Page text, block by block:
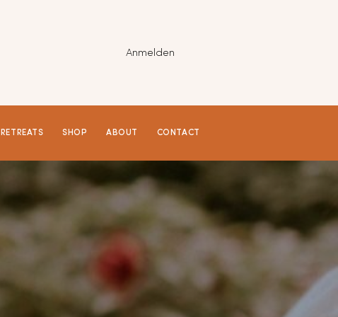
Anmelden
RETREATS SHOP ABOUT CONTACT